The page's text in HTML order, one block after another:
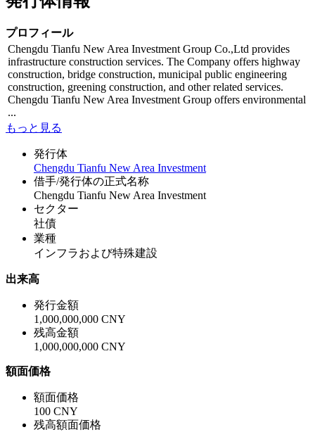
プロフィール
Chengdu Tianfu New Area Investment Group Co.,Ltd provides
infrastructure construction services. The Company offers highway
construction, bridge construction, municipal public engineering
construction, greening construction, and other related services.
Chengdu Tianfu New Area Investment Group offers environmental
...
もっと見る
発行体
Chengdu Tianfu New Area Investment
借手/発行体の正式名称
Chengdu Tianfu New Area Investment
セクター
社債
業種
インフラおよび特殊建設
出来高
発行金額
1,000,000,000 CNY
残高金額
1,000,000,000 CNY
額面価格
額面価格
100 CNY
残高額面価格